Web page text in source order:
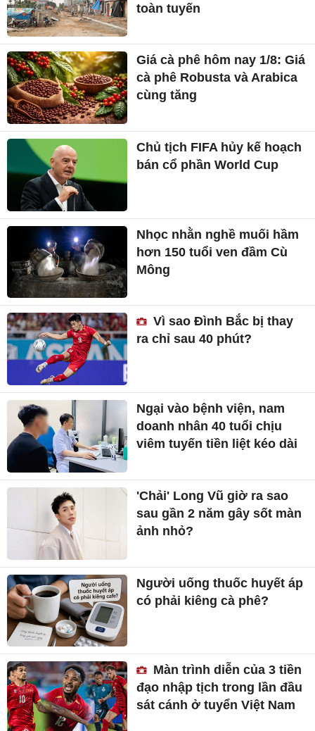
toàn tuyến
Giá cà phê hôm nay 1/8: Giá
cà phê Robusta và Arabica
cùng tăng
Chủ tịch FIFA hủy kế hoạch
bán cổ phần World Cup
Nhọc nhằn nghề muối hầm
hơn 150 tuổi ven đầm Cù
Mông
Vì sao Đình Bắc bị thay
ra chỉ sau 40 phút?
Ngại vào bệnh viện, nam
doanh nhân 40 tuổi chịu
viêm tuyến tiền liệt kéo dài
'Chải' Long Vũ giờ ra sao
sau gần 2 năm gây sốt màn
ảnh nhỏ?
Người uống thuốc huyết áp
có phải kiêng cà phê?
Màn trình diễn của 3 tiền
đạo nhập tịch trong lần đầu
sát cánh ở tuyển Việt Nam